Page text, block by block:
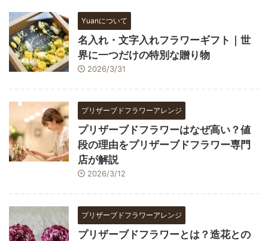
Yuanについて
名入れ・文字入れフラワーギフト｜世
界に一つだけの特別な贈り物
2026/3/31
プリザーブドフラワーアレンジ
プリザーブドフラワーはなぜ高い？値
段の理由をプリザーブドフラワー専門
店が解説
2026/3/12
プリザーブドフラワーアレンジ
プリザーブドフラワーとは？造花との